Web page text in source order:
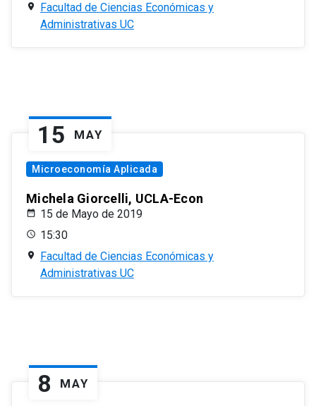
Facultad de Ciencias Económicas y
Administrativas UC
15 MAY
Microeconomía Aplicada
Michela Giorcelli, UCLA-Econ
15 de Mayo de 2019
15:30
Facultad de Ciencias Económicas y
Administrativas UC
8 MAY